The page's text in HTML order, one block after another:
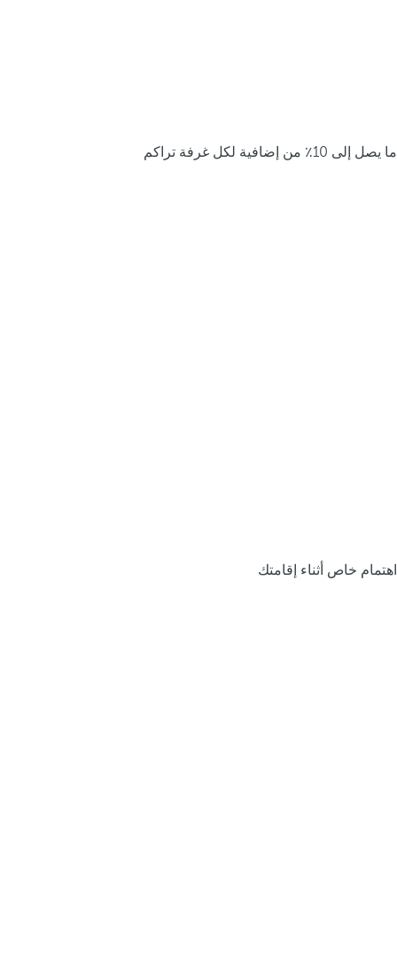
ما يصل إلى 10٪ من إضافية لكل غرفة تراكم
اهتمام خاص أثناء إقامتك